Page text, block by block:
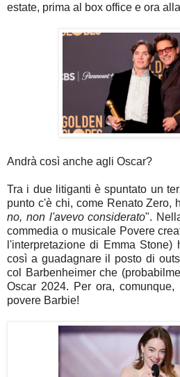
estate, prima al box office e ora
Andrà così anche agli Oscar?
Tra i due litiganti è spuntato un
punto c'è chi, come Renato Zero,
no, non l'avevo considerato".
commedia o musicale Povere
l'interpretazione di Emma
così a guadagnare il posto di
col Barbenheimer che
Oscar 2024. Per ora,
povere Barbie!